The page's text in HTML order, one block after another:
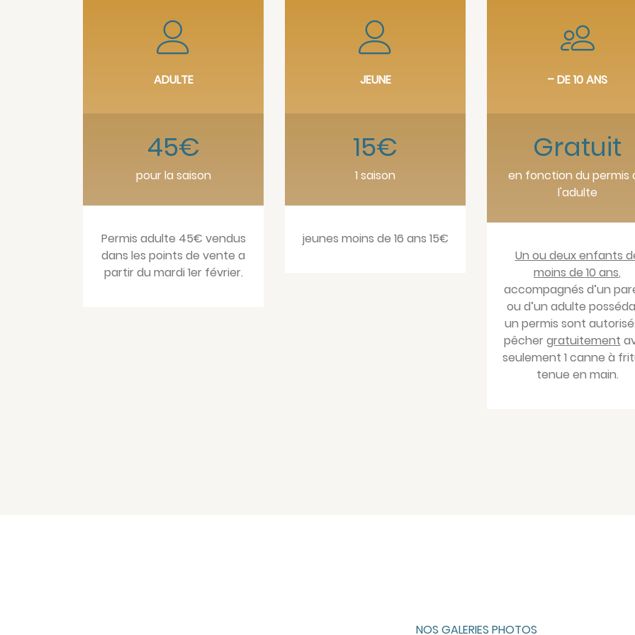
ADULTE
45€
pour la saison
Permis adulte 45€ vendus
dans les points de vente a
partir du mardi 1er février.
JEUNE
15€
1 saison
jeunes moins de 16 ans 15€
– DE 10 ANS
Gratuit
en fonction du permis
l'adulte
Un ou deux enfants
moins de 10 ans,
accompagnés d’un
ou d’un adulte
un permis sont
pêcher gratuitement
seulement 1 canne à
tenue en main.
NOS GALERIES PHOTOS